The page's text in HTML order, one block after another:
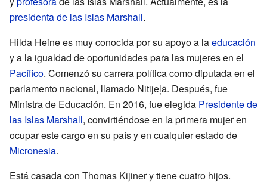
presidenta de las Islas Marshall.
Hilda Heine es muy conocida por su apoyo a laeducación
y a la igualdad de oportunidades para las mujeres en el
Pacífico. Comenzó su carrera política como diputada en el
parlamento nacional, llamado Nitijeļā. Después, fue
Ministra de Educación. En 2016, fue elegida Presidente de
las Islas Marshall, convirtiéndose en la primera mujer en
ocupar este cargo en su país y en cualquier estado de
Micronesia.
Está casada con Thomas Kijiner y tiene cuatro hijos.